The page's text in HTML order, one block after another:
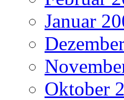
Januar
Oktober